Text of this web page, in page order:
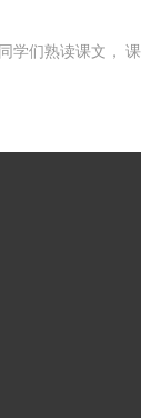
们熟读课文， 课